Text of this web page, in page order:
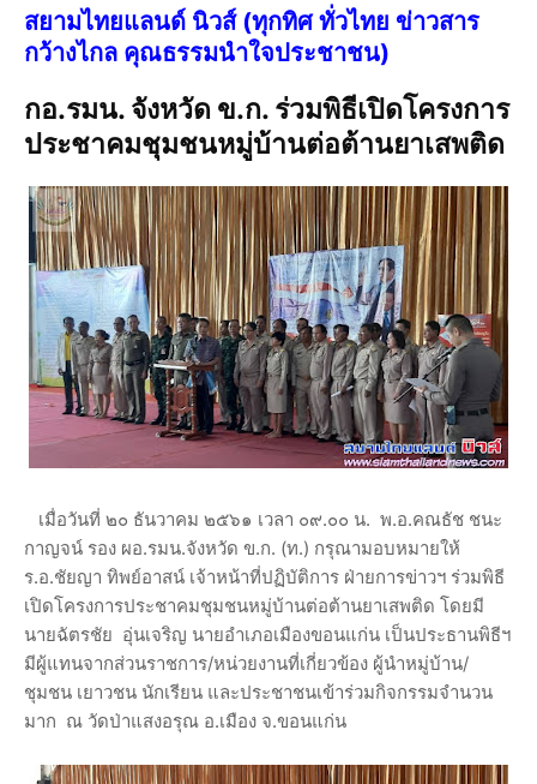
สยามไทยแลนด์ นิวส์ (ทุกทิศ ทั่วไทย ข่าวสาร
กว้างไกล คุณธรรมนำใจประชาชน)
กอ.รมน. จังหวัด ข.ก. ร่วมพิธีเปิดโครงการ
ประชาคมชุมชนหมู่บ้านต่อต้านยาเสพติด
เมื่อวันที่ ๒๐ ธันวาคม ๒๕๖๑ เวลา ๐๙.๐๐ น. พ.อ.คณธัช ชนะ
กาญจน์ รอง ผอ.รมน.จังหวัด ข.ก. (ท.) กรุณามอบหมายให้
ร.อ.ชัยญา ทิพย์อาสน์ เจ้าหน้าที่ปฏิบัติการ ฝ่ายการข่าวฯ ร่วมพิธี
เปิดโครงการประชาคมชุมชนหมู่บ้านต่อต้านยาเสพติด โดยมี
นายฉัตรชัย อุ่นเจริญ นายอำเภอเมืองขอนแก่น เป็นประธานพิธีฯ
มีผู้แทนจากส่วนราชการ/หน่วยงานที่เกี่ยวข้อง ผู้นำหมู่บ้าน/
ชุมชน เยาวชน นักเรียน และประชาชนเข้าร่วมกิจกรรมจำนวน
มาก ณ วัดป่าแสงอรุณ อ.เมือง จ.ขอนแก่น